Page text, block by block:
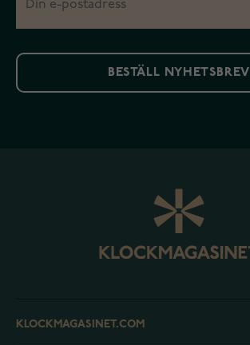
BESTÄLL NYHETSBREV
KLOCKMAGASINET.COM